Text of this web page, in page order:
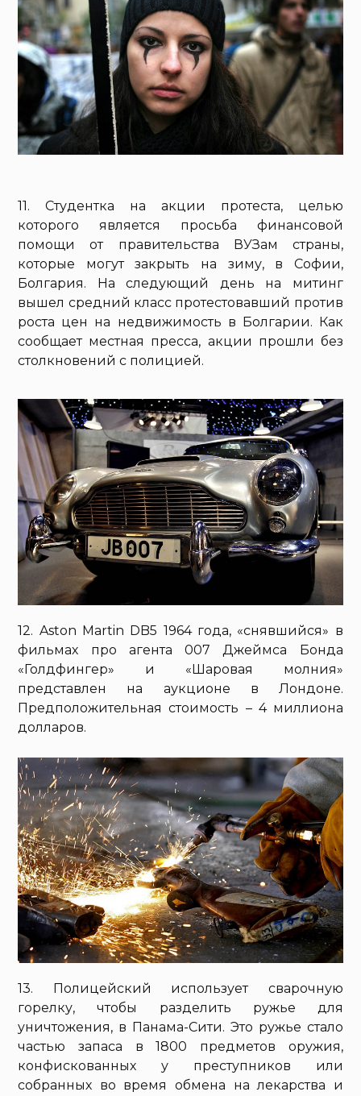
11. Студентка на акции протеста, целью
которого является просьба финансовой
помощи от правительства ВУЗам страны,
которые могут закрыть на зиму, в Софии,
Болгария. На следующий день на митинг
вышел средний класс протестовавший против
роста цен на недвижимость в Болгарии. Как
сообщает местная пресса, акции прошли без
столкновений с полицией.
12. Aston Martin DB5 1964 года, «снявшийся» в
фильмах про агента 007 Джеймса Бонда
«Голдфингер» и «Шаровая молния»
представлен на аукционе в Лондоне.
Предположительная стоимость – 4 миллиона
долларов.
13. Полицейский использует сварочную
горелку, чтобы разделить ружье для
уничтожения, в Панама-Сити. Это ружье стало
частью запаса в 1800 предметов оружия,
конфискованных у преступников или
собранных во время обмена на лекарства и